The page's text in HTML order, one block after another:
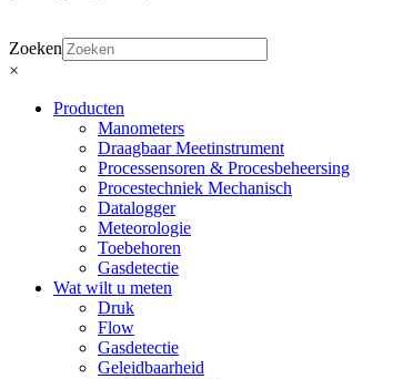
Zoeken
×
Producten
Manometers
Draagbaar Meetinstrument
Processensoren & Procesbeheersing
Procestechniek Mechanisch
Datalogger
Meteorologie
Toebehoren
Gasdetectie
Wat wilt u meten
Druk
Flow
Gasdetectie
Geleidbaarheid